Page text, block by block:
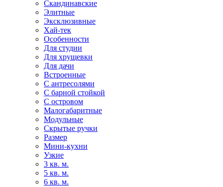
Скандинавские
Элитные
Эксклюзивные
Хай-тек
Особенности
Для студии
Для хрущевки
Для дачи
Встроенные
С антресолями
С барной стойкой
С островом
Малогабаритные
Модульные
Скрытые ручки
Размер
Мини-кухни
Узкие
3 кв. м.
5 кв. м.
6 кв. м.